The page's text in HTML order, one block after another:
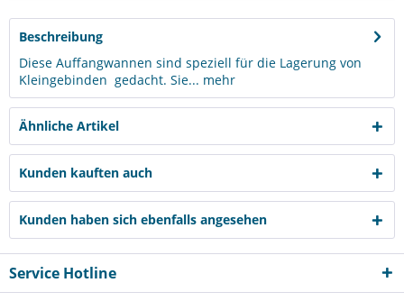
Beschreibung
Diese Auffangwannen sind speziell für die Lagerung von
Kleingebinden gedacht. Sie... mehr
Ähnliche Artikel
Kunden kauften auch
Kunden haben sich ebenfalls angesehen
Service Hotline